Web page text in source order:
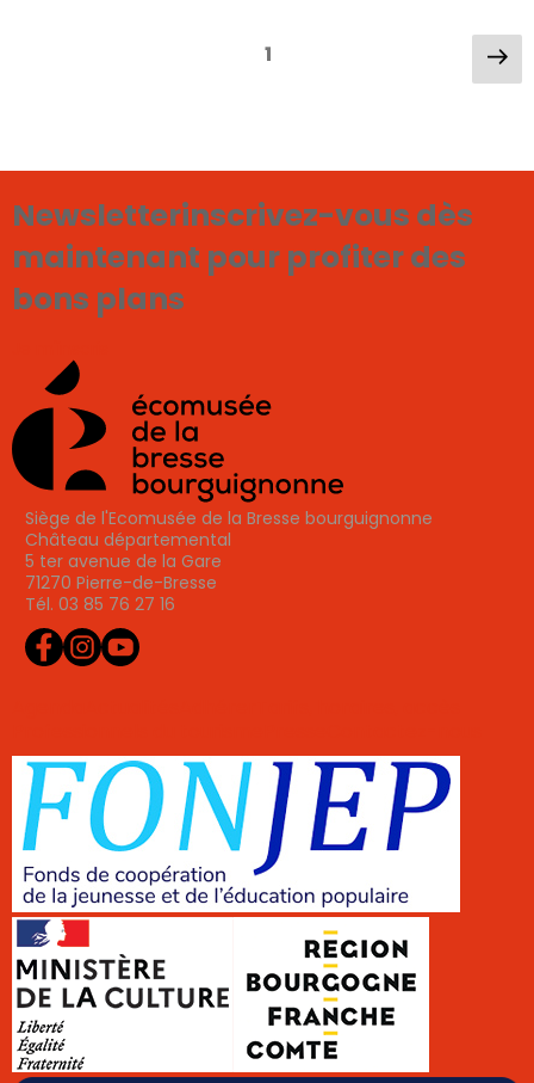
Page1
Newsletterinscrivez-vous dès
maintenant pour profiter des
bons plans
Siège de l'Ecomusée de la Bresse bourguignonne
Château départemental
5 ter avenue de la Gare
71270 Pierre-de-Bresse
Tél. 03 85 76 27 16